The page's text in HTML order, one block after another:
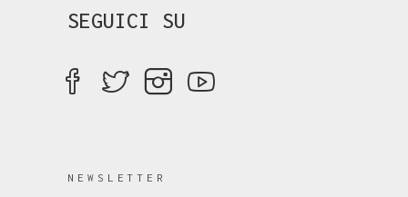
SEGUICI SU
NEWSLETTER